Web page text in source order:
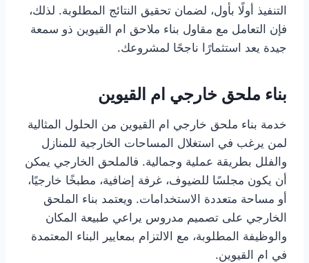
التنفيذ أولًا بأول، لضمان تحقيق النتائج المطلوبة. لذلك،
فإن التعامل مع مقاول بناء ملاحق ام القيوين ذو سمعة
جيدة يعد استثمارًا ناجحًا لمشروعك.
بناء ملحق خارجي ام القيوين
خدمة بناء ملحق خارجي ام القيوين من الحلول المثالية
لمن يرغب في استغلال المساحات الخارجية للمنازل
والفلل بطريقة عملية وجمالية. فالملحق الخارجي يمكن
أن يكون مجلسًا للضيوف، غرفة إضافية، مطبخًا خارجيًا،
أو مساحة متعددة الاستخدامات. ويعتمد بناء الملحق
الخارجي على تصميم مدروس يراعي طبيعة المكان
والوظيفة المطلوبة، مع الالتزام بمعايير البناء المعتمدة
في ام القيوين.